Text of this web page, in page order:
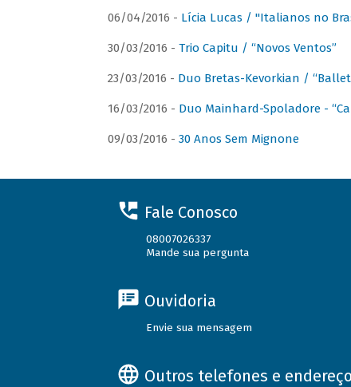
06/04/2016 - Lícia Lucas / "Italianos no
30/03/2016 - Trio Capitu / “Novos Ventos”
23/03/2016 - Duo Bretas-Kevorkian / “Ballet
16/03/2016 - Duo Mainhard-Spoladore -
09/03/2016 - 30 Anos Sem Mignone
Fale Conosco
08007026337
Mande sua pergunta
Ouvidoria
Envie sua mensagem
Outros telefones e